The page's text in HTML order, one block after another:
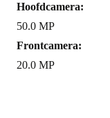
gratis
vertrouwen.
en morgen
Hoofdcamera:
50.0 MP
Frontcamera:
20.0 MP